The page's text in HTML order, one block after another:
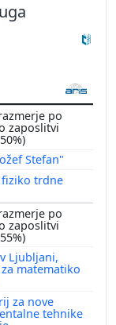
po
zaposlitvi
Stefan"
fiziko trdne
po
zaposlitvi
Ljubljani,
matematiko
za nove
tehnike